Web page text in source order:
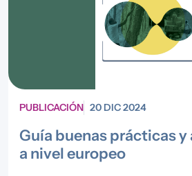
PUBLICACIÓN 20 DIC 2024
Guía buenas prácticas
a nivel europeo